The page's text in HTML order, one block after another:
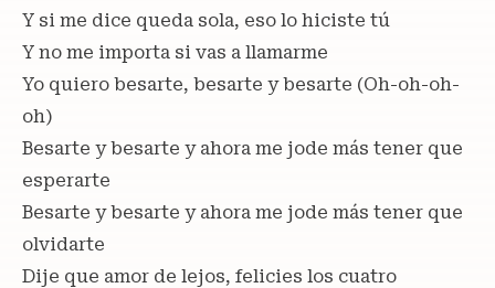
Y si me dice queda sola, eso lo hiciste tú
Y no me importa si vas a llamarme
Yo quiero besarte, besarte y besarte (Oh-oh-oh-
oh)
Besarte y besarte y ahora me jode más tener que
esperarte
Besarte y besarte y ahora me jode más tener que
olvidarte
Dije que amor de lejos, felicies los cuatro